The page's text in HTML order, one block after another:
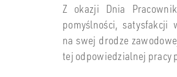
Z okazji Dnia
pomyślności, satysfakcji
na swej drodze
tej odpowiedzialnej pracy